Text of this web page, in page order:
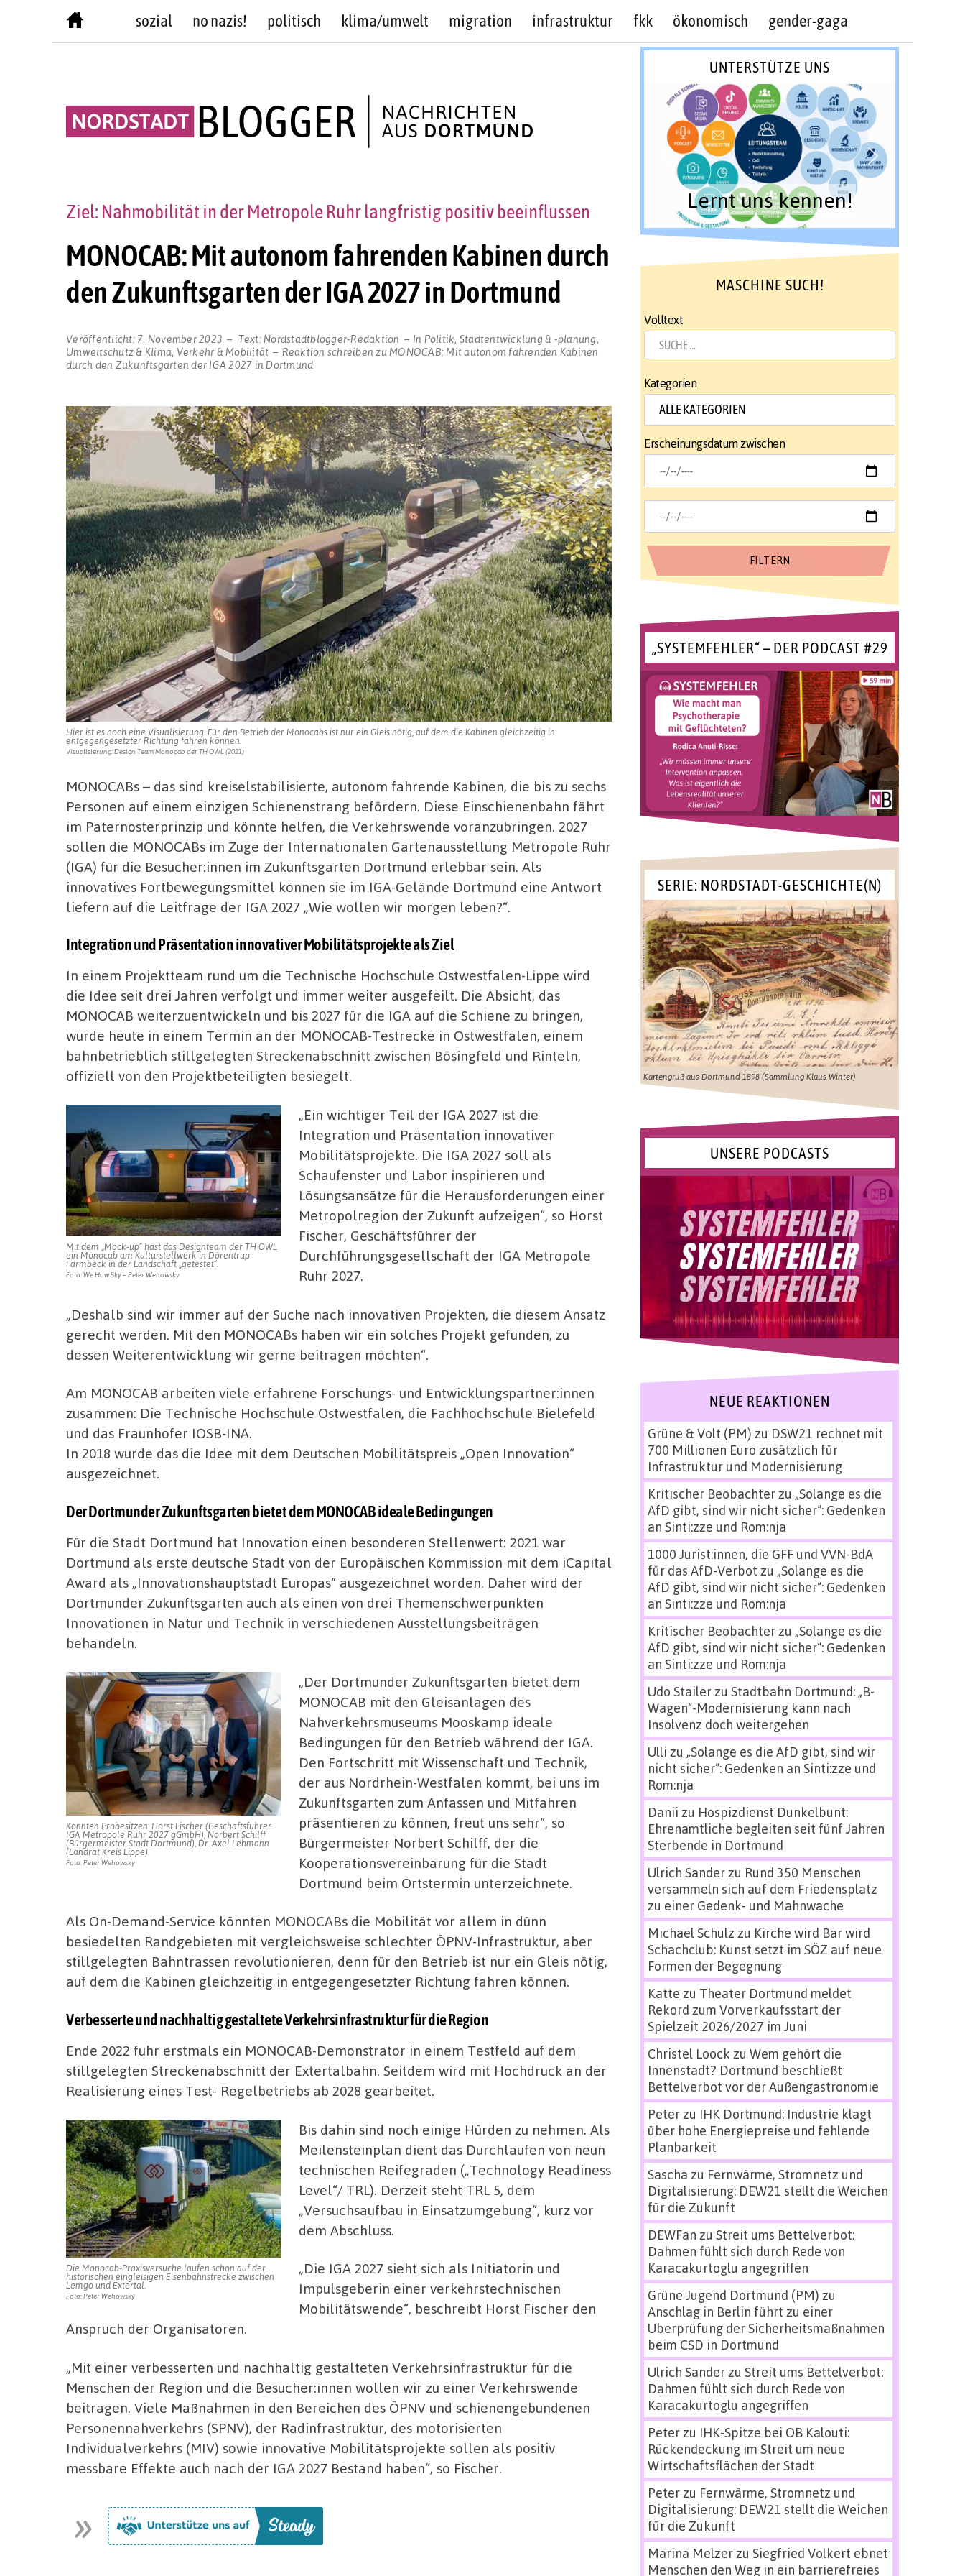
sozial no nazis! politisch klima/umwelt migration infrastruktur fkk ökonomisch gender-gaga
MONOCAB: Mit autonom fahrenden Kabinen durch
den Zukunftsgarten der IGA 2027 in Dortmund
Ziel: Nahmobilität in der Metropole Ruhr langfristig positiv beeinflussen
Veröffentlicht: 7. November 2023 Text: Nordstadtblogger-Redaktion In Politik Stadtentwicklung & -planung
Umweltschutz & Klima Verkehr & Mobilität Reaktion schreiben zu MONOCAB: Mit autonom fahrenden Kabinen
durch den Zukunftsgarten der IGA 2027 in Dortmund
Hier ist es noch eine Visualisierung. Für den Betrieb der Monocabs ist nur ein Gleis nötig, auf dem die Kabinen gleichzeitig in
entgegengesetzter Richtung fahren können.
Visualisierung: Design Team Monocab der TH OWL (2021)
MONOCABs – das sind kreiselstabilisierte, autonom fahrende Kabinen, die bis zu sechs
Personen auf einem einzigen Schienenstrang befördern. Diese Einschienenbahn fährt
im Paternosterprinzip und könnte helfen, die Verkehrswende voranzubringen. 2027
sollen die MONOCABs im Zuge der Internationalen Gartenausstellung Metropole Ruhr
(IGA) für die Besucher:innen im Zukunftsgarten Dortmund erlebbar sein. Als
innovatives Fortbewegungsmittel können sie im IGA-Gelände Dortmund eine Antwort
liefern auf die Leitfrage der IGA 2027 „Wie wollen wir morgen leben?“.
Integration und Präsentation innovativer Mobilitätsprojekte als Ziel
In einem Projektteam rund um die Technische Hochschule Ostwestfalen-Lippe wird
die Idee seit drei Jahren verfolgt und immer weiter ausgefeilt. Die Absicht, das
MONOCAB weiterzuentwickeln und bis 2027 für die IGA auf die Schiene zu bringen,
wurde heute in einem Termin an der MONOCAB-Testrecke in Ostwestfalen, einem
bahnbetrieblich stillgelegten Streckenabschnitt zwischen Bösingfeld und Rinteln,
offiziell von den Projektbeteiligten besiegelt.
Mit dem „Mock-up“ hast das Designteam der TH OWL
ein Monocab am Kulturstellwerk in Dörentrup-
Farmbeck in der Landschaft „getestet“.
Foto: We How Sky – Peter Wehowsky
„Ein wichtiger Teil der IGA 2027 ist die
Integration und Präsentation innovativer
Mobilitätsprojekte. Die IGA 2027 soll als
Schaufenster und Labor inspirieren und
Lösungsansätze für die Herausforderungen einer
Metropolregion der Zukunft aufzeigen“, so Horst
Fischer, Geschäftsführer der
Durchführungsgesellschaft der IGA Metropole
Ruhr 2027.
„Deshalb sind wir immer auf der Suche nach innovativen Projekten, die diesem Ansatz
gerecht werden. Mit den MONOCABs haben wir ein solches Projekt gefunden, zu
dessen Weiterentwicklung wir gerne beitragen möchten“.
Am MONOCAB arbeiten viele erfahrene Forschungs- und Entwicklungspartner:innen
zusammen: Die Technische Hochschule Ostwestfalen, die Fachhochschule Bielefeld
und das Fraunhofer IOSB-INA.
In 2018 wurde das die Idee mit dem Deutschen Mobilitätspreis „Open Innovation“
ausgezeichnet.
Der Dortmunder Zukunftsgarten bietet dem MONOCAB ideale Bedingungen
Für die Stadt Dortmund hat Innovation einen besonderen Stellenwert: 2021 war
Dortmund als erste deutsche Stadt von der Europäischen Kommission mit dem iCapital
Award als „Innovationshauptstadt Europas“ ausgezeichnet worden. Daher wird der
Dortmunder Zukunftsgarten auch als einen von drei Themenschwerpunkten
Innovationen in Natur und Technik in verschiedenen Ausstellungsbeiträgen
behandeln.
Konnten Probesitzen: Horst Fischer (Geschäftsführer
IGA Metropole Ruhr 2027 gGmbH), Norbert Schilff
(Bürgermeister Stadt Dortmund), Dr. Axel Lehmann
(Landrat Kreis Lippe).
Foto: Peter Wehowsky
„Der Dortmunder Zukunftsgarten bietet dem
MONOCAB mit den Gleisanlagen des
Nahverkehrsmuseums Mooskamp ideale
Bedingungen für den Betrieb während der IGA.
Den Fortschritt mit Wissenschaft und Technik,
der aus Nordrhein-Westfalen kommt, bei uns im
Zukunftsgarten zum Anfassen und Mitfahren
präsentieren zu können, freut uns sehr“, so
Bürgermeister Norbert Schilff, der die
Kooperationsvereinbarung für die Stadt
Dortmund beim Ortstermin unterzeichnete.
Als On-Demand-Service könnten MONOCABs die Mobilität vor allem in dünn
besiedelten Randgebieten mit vergleichsweise schlechter ÖPNV-Infrastruktur, aber
stillgelegten Bahntrassen revolutionieren, denn für den Betrieb ist nur ein Gleis nötig,
auf dem die Kabinen gleichzeitig in entgegengesetzter Richtung fahren können.
Verbesserte und nachhaltig gestaltete Verkehrsinfrastruktur für die Region
Ende 2022 fuhr erstmals ein MONOCAB-Demonstrator in einem Testfeld auf dem
stillgelegten Streckenabschnitt der Extertalbahn. Seitdem wird mit Hochdruck an der
Realisierung eines Test- Regelbetriebs ab 2028 gearbeitet.
Die Monocab-Praxisversuche laufen schon auf der
historischen eingleisigen Eisenbahnstrecke zwischen
Lemgo und Extertal.
Foto: Peter Wehowsky
Bis dahin sind noch einige Hürden zu nehmen. Als
Meilensteinplan dient das Durchlaufen von neun
technischen Reifegraden („Technology Readiness
Level“/ TRL). Derzeit steht TRL 5, dem
„Versuchsaufbau in Einsatzumgebung“, kurz vor
dem Abschluss.
„Die IGA 2027 sieht sich als Initiatorin und
Impulsgeberin einer verkehrstechnischen
Mobilitätswende“, beschreibt Horst Fischer den
Anspruch der Organisatoren.
„Mit einer verbesserten und nachhaltig gestalteten Verkehrsinfrastruktur für die
Menschen der Region und die Besucher:innen wollen wir zu einer Verkehrswende
beitragen. Viele Maßnahmen in den Bereichen des ÖPNV und schienengebundenen
Personennahverkehrs (SPNV), der Radinfrastruktur, des motorisierten
Individualverkehrs (MIV) sowie innovative Mobilitätsprojekte sollen als positiv
messbare Effekte auch nach der IGA 2027 Bestand haben“, so Fischer.
UNTERSTÜTZE UNS
Lernt uns kennen!
MASCHINE SUCH!
Volltext
Kategorien
Erscheinungsdatum zwischen
„SYSTEMFEHLER“ – DER PODCAST #29
SERIE: NORDSTADT-GESCHICHTE(N)
Kartengruß aus Dortmund 1898 (Sammlung Klaus Winter)
UNSERE PODCASTS
NEUE REAKTIONEN
Grüne & Volt (PM) zu DSW21 rechnet mit
700 Millionen Euro zusätzlich für
Infrastruktur und Modernisierung
Kritischer Beobachterzu „Solange es die
AfD gibt, sind wir nicht sicher“: Gedenken
an Sinti:zze und Rom:nja
1000 Jurist:innen, die GFF und VVN-BdA
für das AfD-Verbot zu „Solange es die
AfD gibt, sind wir nicht sicher“: Gedenken
an Sinti:zze und Rom:nja
Kritischer Beobachterzu „Solange es die
AfD gibt, sind wir nicht sicher“: Gedenken
an Sinti:zze und Rom:nja
Udo Stailerzu Stadtbahn Dortmund: „B-
Wagen“-Modernisierung kann nach
Insolvenz doch weitergehen
Ulli zu „Solange es die AfD gibt, sind wir
nicht sicher“: Gedenken an Sinti:zze und
Rom:nja
Danii zu Hospizdienst Dunkelbunt:
Ehrenamtliche begleiten seit fünf Jahren
Sterbende in Dortmund
Ulrich Sanderzu Rund 350 Menschen
versammeln sich auf dem Friedensplatz
zu einer Gedenk- und Mahnwache
Michael Schulz zu Kirche wird Bar wird
Schachclub: Kunst setzt im SÖZ auf neue
Formen der Begegnung
Katte zu Theater Dortmund meldet
Rekord zum Vorverkaufsstart der
Spielzeit 2026/2027 im Juni
Christel Loock zu Wem gehört die
Innenstadt? Dortmund beschließt
Bettelverbot vor der Außengastronomie
Peterzu IHK Dortmund: Industrie klagt
über hohe Energiepreise und fehlende
Planbarkeit
Sascha zu Fernwärme, Stromnetz und
Digitalisierung: DEW21 stellt die Weichen
für die Zukunft
DEWFan zu Streit ums Bettelverbot:
Dahmen fühlt sich durch Rede von
Karacakurtoglu angegriffen
Grüne Jugend Dortmund (PM) zu
Anschlag in Berlin führt zu einer
Überprüfung der Sicherheitsmaßnahmen
beim CSD in Dortmund
Ulrich Sanderzu Streit ums Bettelverbot:
Dahmen fühlt sich durch Rede von
Karacakurtoglu angegriffen
Peterzu IHK-Spitze bei OB Kalouti:
Rückendeckung im Streit um neue
Wirtschaftsflächen der Stadt
Peterzu Fernwärme, Stromnetz und
Digitalisierung: DEW21 stellt die Weichen
für die Zukunft
Marina Melzerzu Siegfried Volkert ebnet
Menschen den Weg in ein barrierefreies